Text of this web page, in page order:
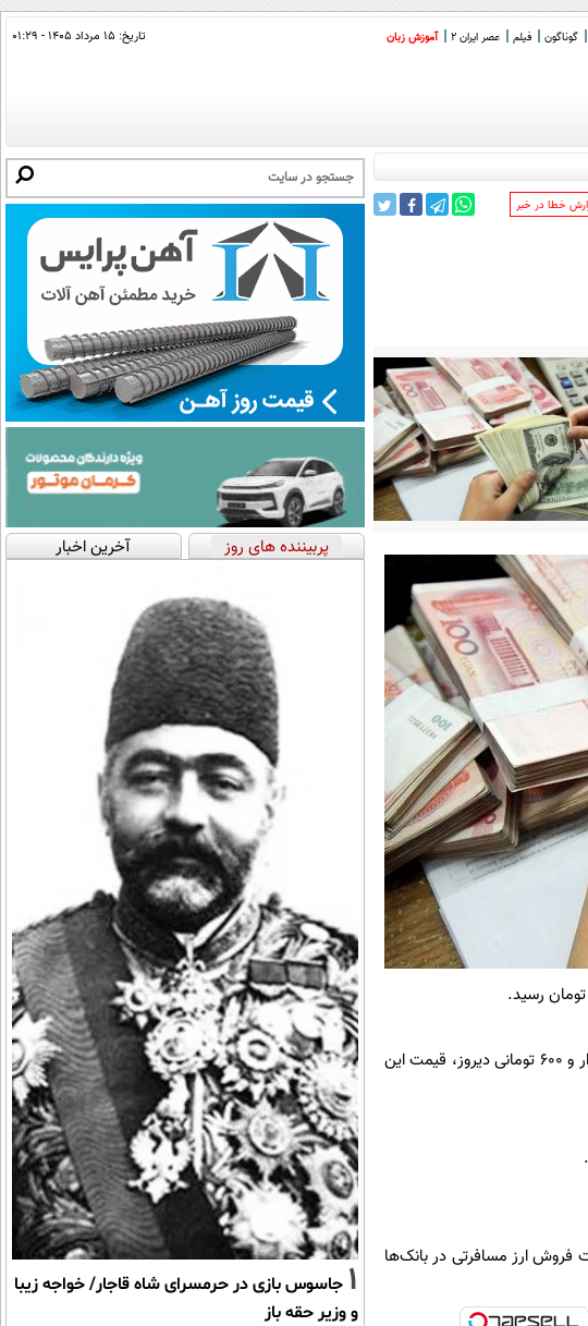
گوناگون فیلم عصر ایران 2 آموزش زبان تاریخ: ۱۵ مرداد ۱۴۰۵ - ۰۱:۲۹
خطا در خبر
شعب ارزی بانک‌ها امروز هر یورو را ۱۲ هزار و ۹۹۹ تومان می‌خرند که در مقایسه با قیمت ۱۳ هزار و ۶۰۰ تومانی دیروز، قیمت این
فروش ارز مسافرتی در بانک‌ها
پربیننده های روز آخرین اخبار
1 جاسوس بازی در حرمسرای شاه قاجار/ خواجه زیبا
و وزیر حقه باز